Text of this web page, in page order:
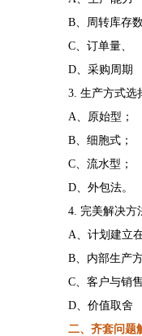
B、周转库存
C、订单量、
D、采购周期
3. 生产方式选
A、原始型；
B、细胞式；
C、流水型；
D、外包法。
4. 完美解决方
A、计划建立
B、内部生产
C、客户与销
D、价值取舍
二、齐套问题